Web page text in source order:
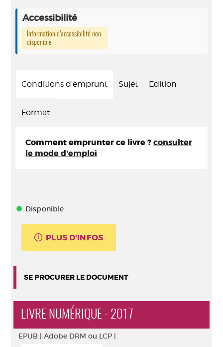
Accessibilité
Information d’accessibilité non
disponible
Conditions d'emprunt Sujet Edition
Format
Comment emprunter ce livre ? consulter
le mode d'emploi
Disponible
PLUS D'INFOS
SE PROCURER LE DOCUMENT
LIVRE NUMÉRIQUE - 2017
EPUB | Adobe DRM ou LCP |